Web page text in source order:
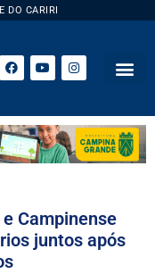
DO CARIRI
Campinense
juntos após